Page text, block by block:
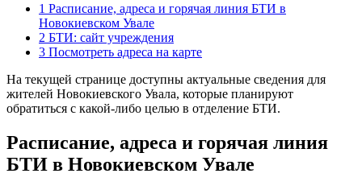
1 Расписание, адреса и горячая линия БТИ в
Новокиевском Увале
2 БТИ: сайт учреждения
3 Посмотреть адреса на карте
На текущей странице доступны актуальные сведения для
жителей Новокиевского Увала, которые планируют
обратиться с какой-либо целью в отделение БТИ.
Расписание, адреса и горячая линия
БТИ в Новокиевском Увале